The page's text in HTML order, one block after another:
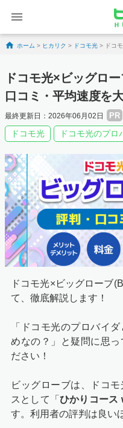
Skip to content
ホーム > ヒカリク > ドコモ光 > ドコ
ドコモ光×ビッグロ
口コミ・平均速度を
最終更新日：2026年06月02日 PR
ドコモ光 ドコモ光のプロ
ドコモ光×ビッグローブ
て、徹底解説します！
「ドコモ光のプロバイ
めなの？」と疑問に思っ
ださい！
ビッグローブは、ドコ
スとして「ひかりコース
す。利用者の評判は良い